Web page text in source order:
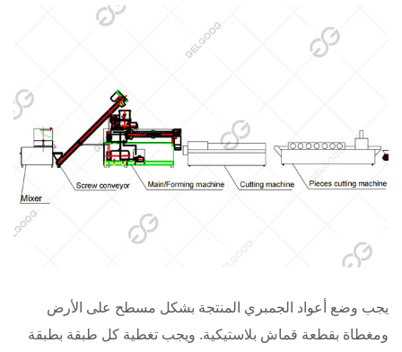
يجب وضع أعواد الجمبري المنتجة بشكل مسطح على الأرض
ومغطاة بقطعة قماش بلاستيكية. ويجب تغطية كل طبقة بطبقة